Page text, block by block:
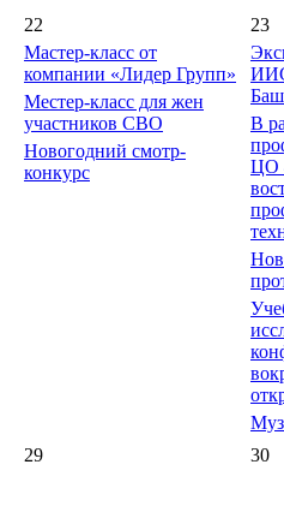
22
Мастер-класс от
компании «Лидер Групп»
Местер-класс для жен
участников СВО
Новогодний смотр-
конкурс
23
В
ЦО
29 30